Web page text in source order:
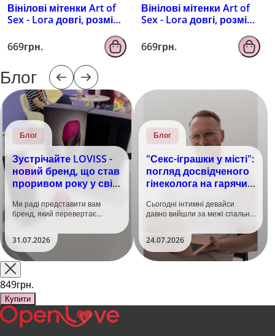
Вінілові мітенки Art of
Sex - Lora довгі, розмір
ефектом мокрого
оксамиту
669грн.
Вінілові мітенки Art of
Sex - Lora довгі, розмір
ефектом голограми
669грн.
Блог
Блог
Зустрічайте LOVISS -
новий бренд, що став
проривом року у світі
Ми раді представити вам
бренд, який перевертає
та вже встиг стати сенсацією
на міжнародній виставці API
Shanghai-2026!​LOVISS - це
поєднання унікальної естетики
та бездога..
31.07.2026
Блог
"Секс-іграшки у місті":
погляд досвідченого
гінеколога на гарячий
Сьогодні інтимні девайси
давно вийшли за межі спальні.
безшумні моторчики та
стильний дизайн перетворили
їх на гаджет, який багато хто
використовує, тестує у
24.07.2026
849грн.
Купити